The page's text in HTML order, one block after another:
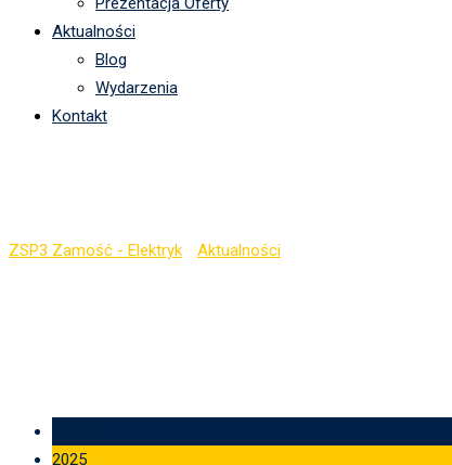
Aktualności
Blog
Wydarzenia
Kontakt
ZSP3 Zamość - Elektryk Aktualności
2025